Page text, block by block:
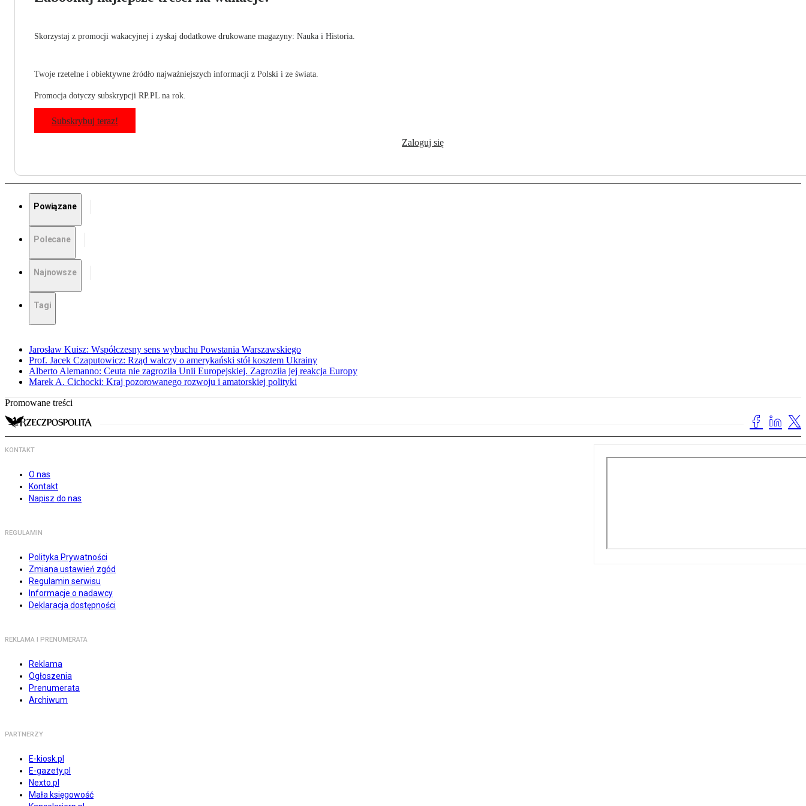
Skorzystaj z promocji wakacyjnej i zyskaj dodatkowe drukowane magazyny: Nauka i Historia.
Twoje rzetelne i obiektywne źródło najważniejszych informacji z Polski i ze świata.
Promocja dotyczy subskrypcji RP.PL na rok.
Subskrybuj teraz!
Zaloguj się
Powiązane
Polecane
Najnowsze
Tagi
Jarosław Kuisz: Współczesny sens wybuchu Powstania Warszawskiego
Prof. Jacek Czaputowicz: Rząd walczy o amerykański stół kosztem Ukrainy
Alberto Alemanno: Ceuta nie zagroziła Unii Europejskiej. Zagroziła jej reakcja Europy
Marek A. Cichocki: Kraj pozorowanego rozwoju i amatorskiej polityki
Promowane treści
KONTAKT
O nas
Kontakt
Napisz do nas
REGULAMIN
Polityka Prywatności
Zmiana ustawień zgód
Regulamin serwisu
Informacje o nadawcy
Deklaracja dostępności
REKLAMA I PRENUMERATA
Reklama
Ogłoszenia
Prenumerata
Archiwum
PARTNERZY
E-kiosk.pl
E-gazety.pl
Nexto.pl
Mała księgowość